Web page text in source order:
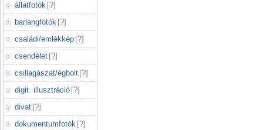
állatfotók [?]
barlangfotók [?]
családi/emlékkép [?]
csendélet [?]
csillagászat/égbolt [?]
digit. illusztráció [?]
divat [?]
dokumentumfotók [?]